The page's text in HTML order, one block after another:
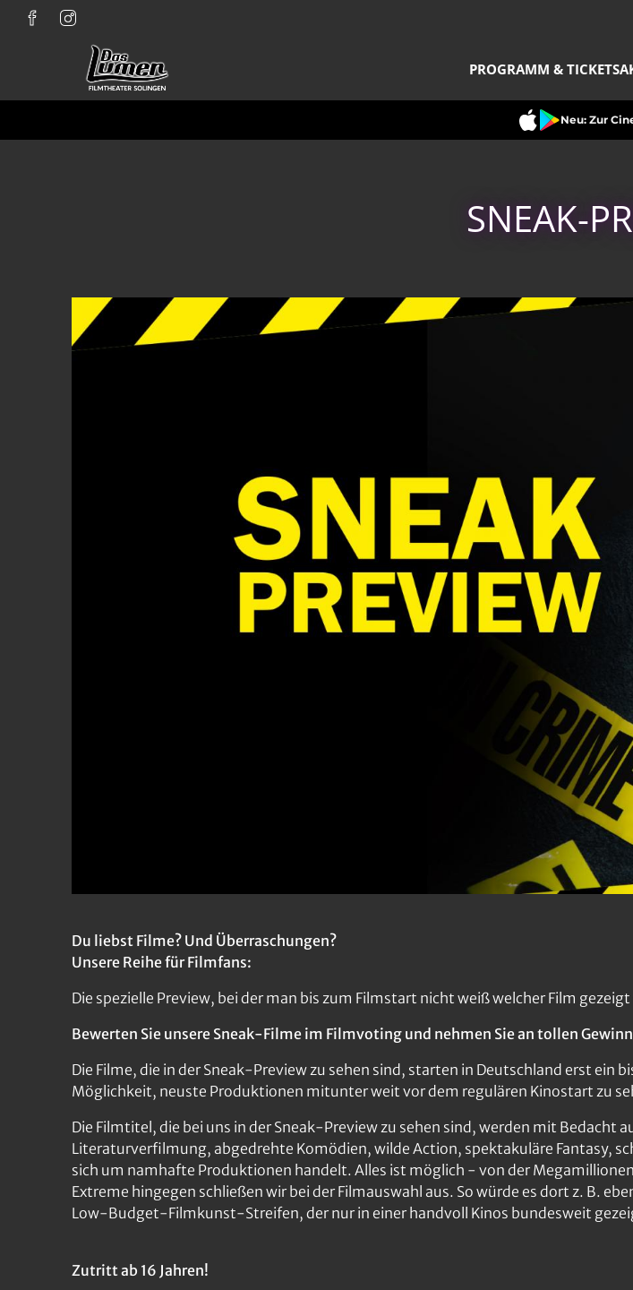
PROGRAMM & TICKETS
Neu: Zur
SNEAK-
Du liebst Filme? Und Überraschungen?
Unsere Reihe für Filmfans:
Die spezielle Preview, bei der man bis zum Filmstart nicht weiß welcher Film
Bewerten Sie unsere Sneak-Filme im Filmvoting und nehmen Sie an tollen
Die Filme, die in der Sneak-Preview zu sehen sind, starten in Deutschland erst ein
Möglichkeit, neuste Produktionen mitunter weit vor dem regulären Kinostart zu
Die Filmtitel, die bei uns in der Sneak-Preview zu sehen sind, werden mit Bedacht
Literaturverfilmung, abgedrehte Komödien, wilde Action, spektakuläre Fantasy,
sich um namhafte Produktionen handelt. Alles ist möglich - von der
Extreme hingegen schließen wir bei der Filmauswahl aus. So würde es dort z. B.
Low-Budget-Filmkunst-Streifen, der nur in einer handvoll Kinos bundesweit
Zutritt ab 16 Jahren!